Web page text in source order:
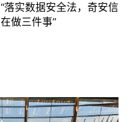
“落实数据安全法，奇安信
在做三件事”